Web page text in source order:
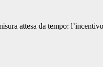
attesa da tempo: